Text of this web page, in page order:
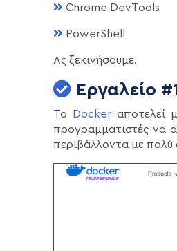
Chrome DevTools
PowerShell
Ας ξεκινήσουμε.
Εργαλείο
Το Docker αποτελεί
προγραμματιστές να
περιβάλλοντα με